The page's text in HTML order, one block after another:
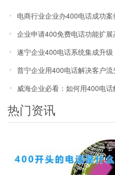
务无法追踪难题
电商行业企业办400电话成功
企业申请400免费电话功能扩
遂宁企业400电话系统集成升
普宁企业用400电话解决客户流
威海企业必看：如何用400电
热门资讯